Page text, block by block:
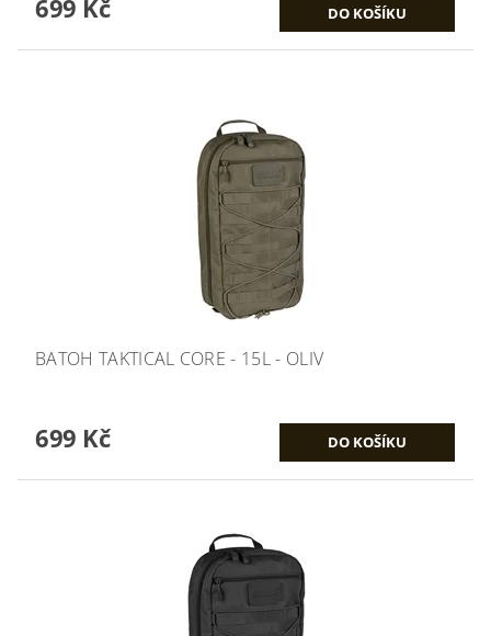
699 Kč
BATOH TAKTICAL CORE - 15L - OLIV
699 Kč